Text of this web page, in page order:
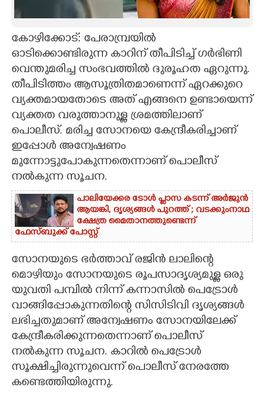
CARTOONS
LITERATURE
ZOOM
CONTACT US
കോഴിക്കോട്: പേരാമ്പ്രയിൽ
ഓടിക്കൊണ്ടിരുന്ന കാറിന് തീപിടിച്ച് ഗർഭിണി
വെന്തുമരിച്ച സംഭവത്തിൽ ദുരൂഹത ഏറുന്നു.
തീപിടിത്തം ആസൂത്രിതമാണെന്ന് ഏറക്കുറെ
വ്യക്തമായതോടെ അത് എങ്ങനെ ഉണ്ടായെന്ന്
വ്യക്തത വരുത്താനുള്ള ശ്രമത്തിലാണ്
പൊലീസ്. മരിച്ച സോനയെ കേന്ദ്രീകരിച്ചാണ്
ഇപ്പോൾ അന്വേഷണം
മുന്നോട്ടുപോകുന്നതെന്നാണ് പൊലീസ്
നൽകുന്ന സൂചന.
പാലിയേക്കര ടോൾ പ്ലാസ കടന്ന് അർജുൻ
ആയങ്കി,​ ദൃശ്യങ്ങൾ പുറത്ത് ; വടക്കുംനാഥ
ക്ഷേത്ര മൈതാനത്തുണ്ടെന്ന്
ഫേസ്ബുക്ക് പോസ്റ്റ്
സോനയുടെ ഭർത്താവ് രജിൻ ലാലിന്റെ
മൊഴിയും സോനയുടെ രൂപസാദൃശ്യമുള്ള ഒരു
യുവതി പമ്പിൽ നിന്ന് കന്നാസിൽ പെട്രോൾ
വാങ്ങിപ്പോകുന്നതിന്റെ സിസിടിവി ദൃശ്യങ്ങൾ
ലഭിച്ചതുമാണ് അന്വേഷണം സോനയിലേക്ക്
കേന്ദ്രീകരിക്കുന്നതെന്നാണ് പൊലീസ്
നൽകുന്ന സൂചന. കാറിൽ പെട്രോൾ
സൂക്ഷിച്ചിരുന്നുവെന്ന് പൊലീസ് നേരത്തേ
കണ്ടെത്തിയിരുന്നു.